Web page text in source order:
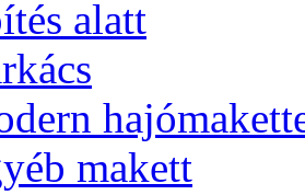
alatt
makett